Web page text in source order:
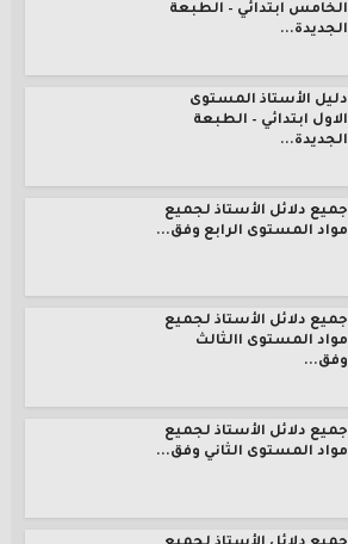
الخامس ابتدائي – الطبعة
الجديدة...
دليل الأستاذ المستوى
الاول ابتدائي – الطبعة
الجديدة...
جميع دلائل الأستاذ لجميع
مواد المستوى الرابع وفق...
جميع دلائل الأستاذ لجميع
مواد المستوى االثالث
وفق...
جميع دلائل الأستاذ لجميع
مواد المستوى الثاني وفق...